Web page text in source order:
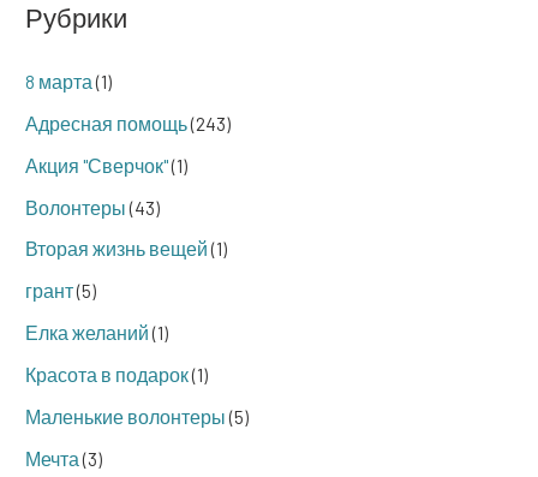
Рубрики
8 марта(1)
Адресная помощь(243)
Акция "Сверчок"(1)
Волонтеры(43)
Вторая жизнь вещей(1)
грант(5)
Елка желаний(1)
Красота в подарок(1)
Маленькие волонтеры(5)
Мечта(3)